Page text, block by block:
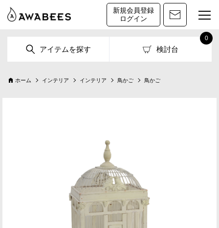
新規会員登録
ログイン
アイテムを探す 検討台
0
ホーム インテリア インテリア 鳥かご 鳥かご